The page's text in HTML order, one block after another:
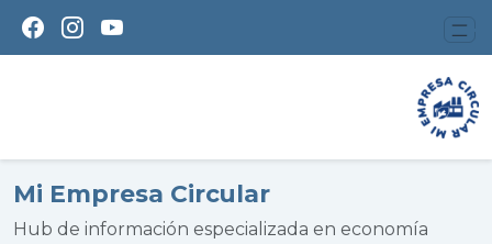
Mi Empresa Circular
Hub de información especializada en economía